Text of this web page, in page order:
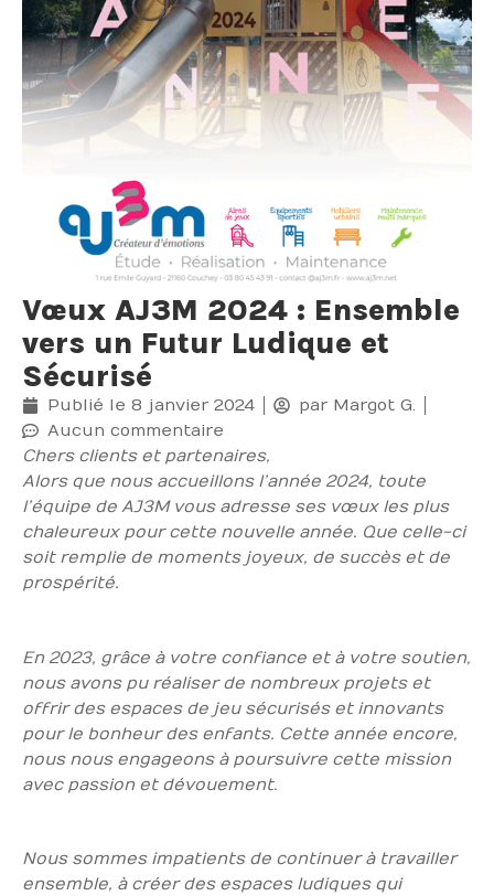
Vœux AJ3M 2024 : Ensemble
vers un Futur Ludique et
Sécurisé
Publié le 8 janvier 2024 par Margot G.
Aucun commentaire
Chers clients et partenaires,
Alors que nous accueillons l’année 2024, toute
l’équipe de AJ3M vous adresse ses vœux les plus
chaleureux pour cette nouvelle année. Que celle-ci
soit remplie de moments joyeux, de succès et de
prospérité.
En 2023, grâce à votre confiance et à votre soutien,
nous avons pu réaliser de nombreux projets et
offrir des espaces de jeu sécurisés et innovants
pour le bonheur des enfants. Cette année encore,
nous nous engageons à poursuivre cette mission
avec passion et dévouement.
Nous sommes impatients de continuer à travailler
ensemble, à créer des espaces ludiques qui